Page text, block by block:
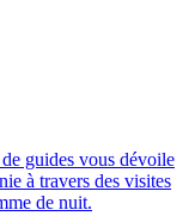
guides vous dévoile
à travers des visites
de nuit.